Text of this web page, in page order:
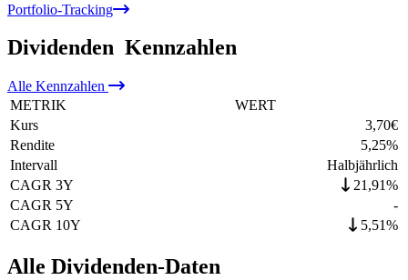
Portfolio-Tracking
Dividenden Kennzahlen
Alle Kennzahlen
METRIK
WERT
Kurs
3,70€
Rendite
5,25%
Intervall
Halbjährlich
CAGR 3Y
21,91%
CAGR 5Y
-
CAGR 10Y
5,51%
Alle Dividenden-Daten